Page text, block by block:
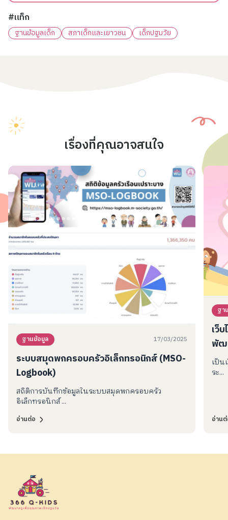
#แท็ก
ฐานข้อมูลเด็ก สภาเด็กและเยาวชน เด็กปฐมวัย
เรื่องที่คุณอาจสนใจ
ฐานข้อมูล 17/03/2025
ระบบสมุดพกครอบครัวอิเล็กทรอนิกส์ (MSO-
Logbook)
สถิติการบันทึกข้อมูลในระบบสมุดพกครอบครัว
อิเล็กทรอนิกส์ ...
อ่านต่อ
ฐา
เว็
พัฒ
เป็น
ระ...
อ่าน